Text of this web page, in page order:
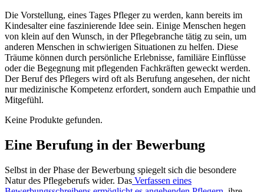
Die Vorstellung, eines Tages Pfleger zu werden, kann bereits im
Kindesalter eine faszinierende Idee sein. Einige Menschen hegen
von klein auf den Wunsch, in der Pflegebranche tätig zu sein, um
anderen Menschen in schwierigen Situationen zu helfen. Diese
Träume können durch persönliche Erlebnisse, familiäre Einflüsse
oder die Begegnung mit pflegenden Fachkräften geweckt werden.
Der Beruf des Pflegers wird oft als Berufung angesehen, der nicht
nur medizinische Kompetenz erfordert, sondern auch Empathie und
Mitgefühl.
Keine Produkte gefunden.
Eine Berufung in der Bewerbung
Selbst in der Phase der Bewerbung spiegelt sich die besondere
Natur des Pflegeberufs wider. Das Verfassen eines